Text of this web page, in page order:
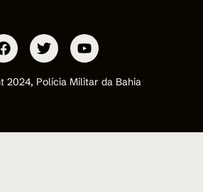
2024, Polícia Militar da Bahia